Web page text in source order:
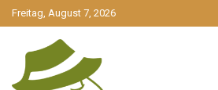
gehe
zum
Freitag, August 7, 2026